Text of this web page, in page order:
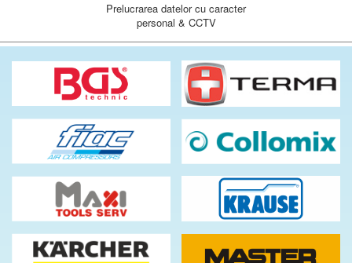
Prelucrarea datelor cu caracter
personal & CCTV